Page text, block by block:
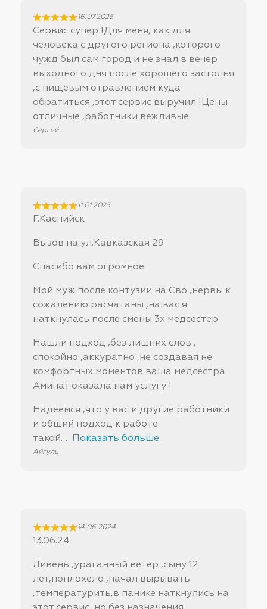
16.07.2025
Сервис супер !Для меня, как для
человека с другого региона ,которого
чужд был сам город и не знал в вечер
выходного дня после хорошего застолья
,с пищевым отравлением куда
обратиться ,этот сервис выручил !Цены
отличные ,работники вежливые
Сергей
11.01.2025
Г.Каспийск
Вызов на ул.Кавказская 29
Спасибо вам огромное
Мой муж после контузии на Сво ,нервы к
сожалению расчатаны ,на вас я
наткнулась после смены 3х медсестер
Нашли подход ,без лишних слов ,
спокойно ,аккуратно ,не создавая не
комфортных моментов ваша медсестра
Аминат оказала нам услугу !
Надеемся ,что у вас и другие работники
и общий подход к работе
такой
Показать больше
Айгуль
14.06.2024
13.06.24
Ливень ,ураганный ветер ,сыну 12
лет,поплохело ,начал вырывать
,температурить,в панике наткнулись на